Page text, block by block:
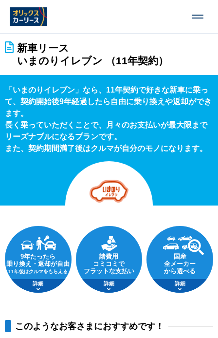
新車リース
いまのりイレブン （11年契約）
「いまのりイレブン」なら、11年契約で好きな新車に乗っ
て、契約開始後9年経過したら自由に乗り換えや返却ができ
ます。
長く乗っていただくことで、月々のお支払いが最大限まで
リーズナブルになるプランです。
また、契約期間満了後はクルマが自分のモノになります。
9年たったら
乗り換え・返却が自由
11年後はクルマをもらえる
詳細
諸費用
コミコミで
フラットな支払い
詳細
国産
全メーカー
から選べる
詳細
このようなお客さまにおすすめです！